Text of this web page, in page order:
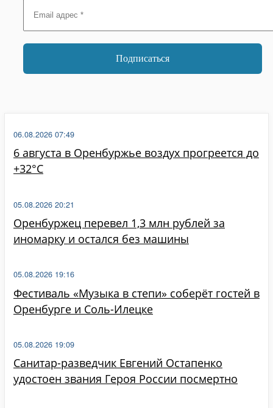
6 августа в Оренбуржье воздух прогреется до
+32°C
06.08.2026 07:49
Оренбуржец перевел 1,3 млн рублей за
иномарку и остался без машины
05.08.2026 20:21
Фестиваль «Музыка в степи» соберёт гостей в
Оренбурге и Соль-Илецке
05.08.2026 19:16
Санитар-разведчик Евгений Остапенко
удостоен звания Героя России посмертно
05.08.2026 19:09